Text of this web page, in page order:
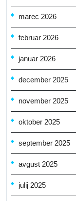
marec 2026
februar 2026
januar 2026
december 2025
november 2025
oktober 2025
september 2025
avgust 2025
julij 2025